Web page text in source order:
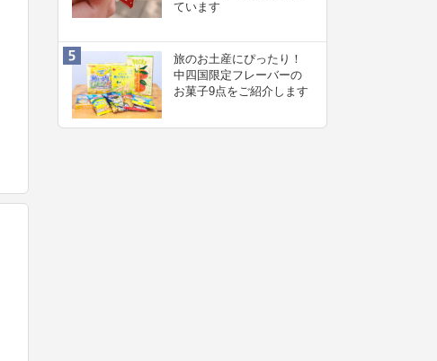
ています
旅のお土産にぴったり！
中四国限定フレーバーの
お菓子9点をご紹介します